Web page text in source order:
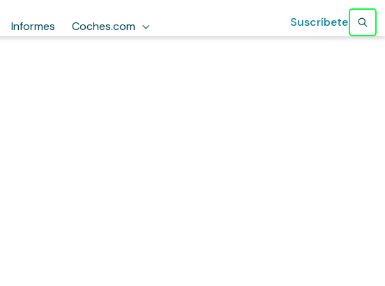
Informes Coches.com Suscríbete